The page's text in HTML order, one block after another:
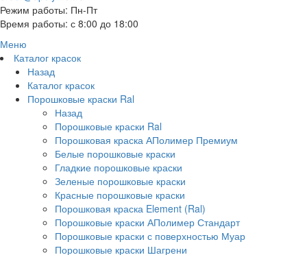
Режим работы: Пн-Пт
Время работы: с 8:00 до 18:00
Меню
Каталог красок
Назад
Каталог красок
Порошковые краски Ral
Назад
Порошковые краски Ral
Порошковая краска АПолимер Премиум
Белые порошковые краски
Гладкие порошковые краски
Зеленые порошковые краски
Красные порошковые краски
Порошковая краска Element (Ral)
Порошковые краски АПолимер Стандарт
Порошковые краски с поверхностью Муар
Порошковые краски Шагрени